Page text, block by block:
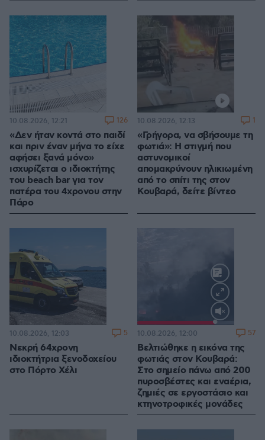
«Δεν ήταν κοντά στο παιδί
και πριν έναν μήνα το είχε
αφήσει ξανά μόνο»
ισχυρίζεται ο ιδιοκτήτης
του beach bar για τον
πατέρα του 4χρονου στην
Πάρο
10.08.2026, 12:21 126
«Γρήγορα, να σβήσουμε τη
φωτιά»: Η στιγμή που
αστυνομικοί
απομακρύνουν ηλικιωμένη
από το σπίτι της στον
Κουβαρά, δείτε βίντεο
10.08.2026, 12:13 1
Νεκρή 64χρονη
ιδιοκτήτρια ξενοδοχείου
στο Πόρτο Χέλι
10.08.2026, 12:03 5
Loaded:
100.00%
Βελτιώθηκε η εικόνα της
φωτιάς στον Κουβαρά:
Στο σημείο πάνω από 200
πυροσβέστες και εναέρια,
ζημιές σε εργοστάσιο και
κτηνοτροφικές μονάδες
10.08.2026, 12:00 57